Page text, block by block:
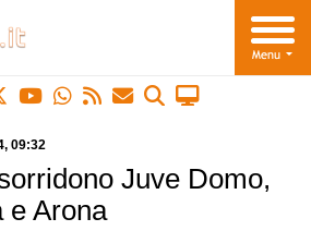
, 09:32
Juve Domo,
e Arona